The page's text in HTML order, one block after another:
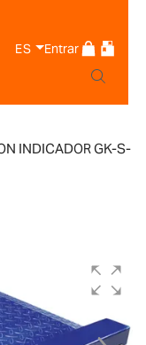
ES Entrar
INDICADOR GK-S-